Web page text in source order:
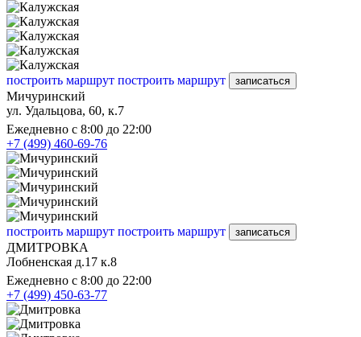
построить маршрут построить маршрут записаться
Мичуринский
ул. Удальцова, 60, к.7
Ежедневно с 8:00 до 22:00
+7 (499) 460-69-76
построить маршрут построить маршрут записаться
ДМИТРОВКА
Лобненская д.17 к.8
Ежедневно с 8:00 до 22:00
+7 (499) 450-63-77